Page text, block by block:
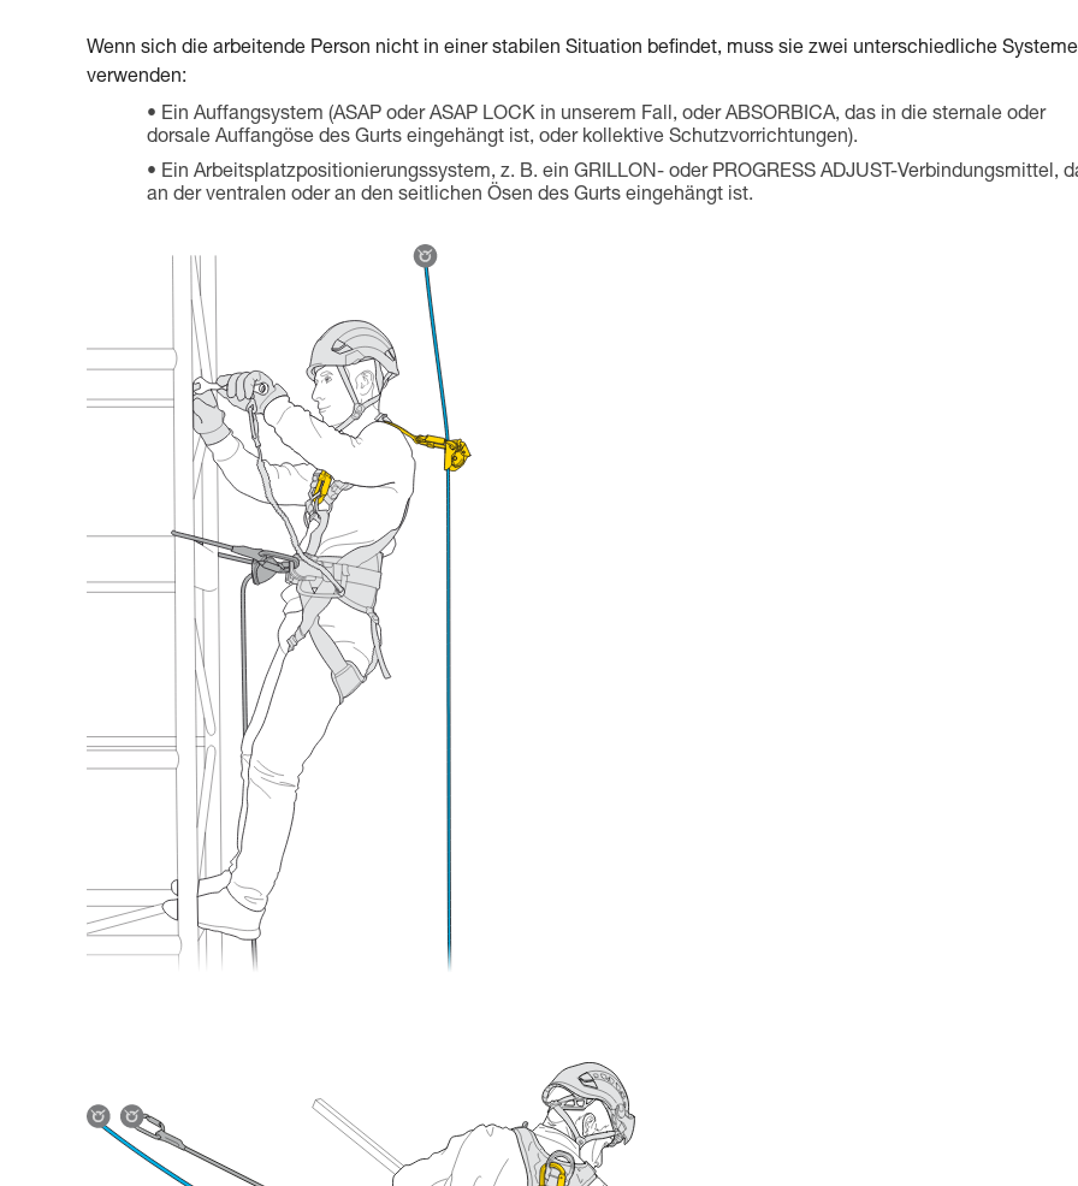
Wenn sich die arbeitende Person nicht in einer stabilen Situation befindet, muss sie zwei unterschiedliche Systeme
verwenden:
Ein Auffangsystem (ASAP oder ASAP LOCK in unserem Fall, oder ABSORBICA, das in die sternale oder
dorsale Auffangöse des Gurts eingehängt ist, oder kollektive Schutzvorrichtungen).
Ein Arbeitsplatzpositionierungssystem, z. B. ein GRILLON- oder PROGRESS ADJUST-Verbindungsmittel,
an der ventralen oder an den seitlichen Ösen des Gurts eingehängt ist.